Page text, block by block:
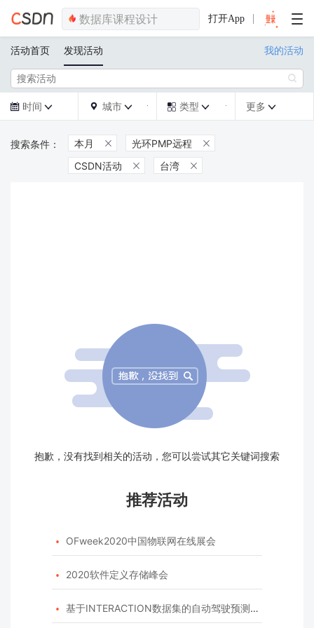
打开App
活动首页 发现活动 我的活动

 时间   城市   类型  更多 
本月  光环PMP远程 
CSDN活动  台湾 
抱歉，没有找到相关的活动，您可以尝试其它关键词搜索
推荐活动
 OFweek2020中国物联网在线展会
 2020软件定义存储峰会
 基于INTERACTION数据集的自动驾驶预测模型挑战赛